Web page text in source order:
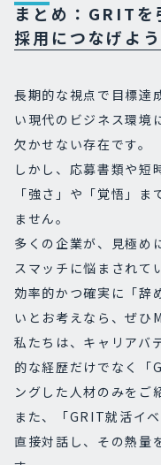
まとめ：GRITを
採用につなげよう
長期的な視点で目標達
い現代のビジネス環境
欠かせない存在です。
しかし、応募書類や短
「強さ」や「覚悟」
ません。
多くの企業が、見極め
スマッチに悩まされて
効率的かつ確実に「辞
いとお考えなら、ぜひ
私たちは、キャリアバ
的な経歴だけでなく「
ングした人材のみをご
また、「GRIT就活イ
直接対話し、その熱量